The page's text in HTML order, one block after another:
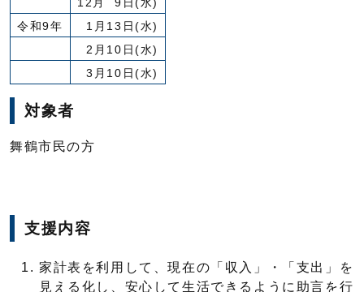
12月 9日(水)
令和9年
1月13日(水)
2月10日(水)
3月10日(水)
対象者
舞鶴市民の方
支援内容
家計表を利用して、現在の「収入」・「支出」を
見える化し、安心して生活できるように助言を行